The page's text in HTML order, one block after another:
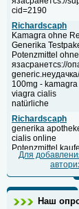
Для
Наш